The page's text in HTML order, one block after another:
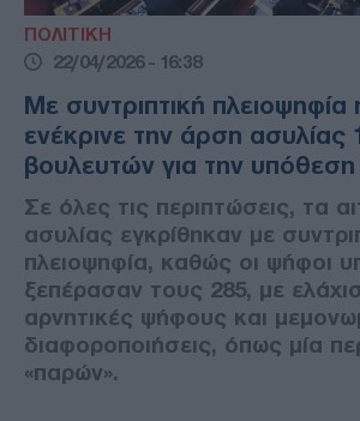
ΠΟΛΙΤΙΚΗ
22/04/2026 - 16:38
Με συντριπτική
ενέκρινε την άρση ασυλίας
βουλευτών για την
Σε όλες τις περιπτώσεις, τα
ασυλίας εγκρίθηκαν με
πλειοψηφία, καθώς οι ψήφοι
ξεπέρασαν τους 285, με
αρνητικές ψήφους και
διαφοροποιήσεις, όπως μία
«παρών».